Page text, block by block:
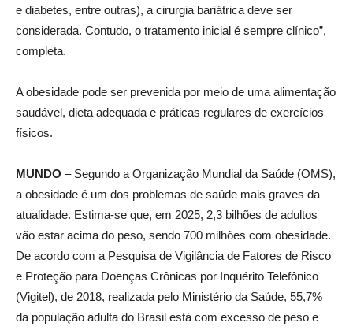
e diabetes, entre outras), a cirurgia bariátrica deve ser
considerada. Contudo, o tratamento inicial é sempre clínico”,
completa.
A obesidade pode ser prevenida por meio de uma alimentação
saudável, dieta adequada e práticas regulares de exercícios
físicos.
MUNDO – Segundo a Organização Mundial da Saúde (OMS),
a obesidade é um dos problemas de saúde mais graves da
atualidade. Estima-se que, em 2025, 2,3 bilhões de adultos
vão estar acima do peso, sendo 700 milhões com obesidade.
De acordo com a Pesquisa de Vigilância de Fatores de Risco
e Proteção para Doenças Crônicas por Inquérito Telefônico
(Vigitel), de 2018, realizada pelo Ministério da Saúde, 55,7%
da população adulta do Brasil está com excesso de peso e